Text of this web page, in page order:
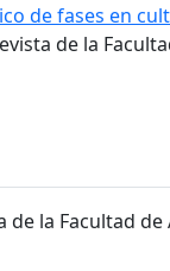
de fases en
de la
de la Facultad